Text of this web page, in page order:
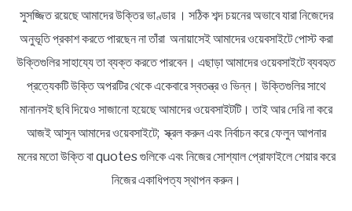
সুসজ্জিত রয়েছে আমাদের উক্তির ভাণ্ডার । সঠিক শব্দ চয়নের অভাবে যারা নিজেদের
অনুভূতি প্রকাশ করতে পারছেন না তাঁরা অনায়াসেই আমাদের ওয়েবসাইটে পোস্ট করা
উক্তিগুলির সাহায্যে তা ব্যক্ত করতে পারবেন। এছাড়া আমাদের ওয়েবসাইটে ব্যবহৃত
প্রত্যেকটি উক্তি অপরটির থেকে একেবারে স্বতন্ত্র ও ভিন্ন। উক্তিগুলির সাথে
মানানসই ছবি দিয়েও সাজানো হয়েছে আমাদের ওয়েবসাইটটি। তাই আর দেরি না করে
আজই আসুন আমাদের ওয়েবসাইটে; স্ক্রল করুন এবং নির্বাচন করে ফেলুন আপনার
মনের মতো উক্তি বা quotes গুলিকে এবং নিজের সোশ্যাল প্রোফাইলে শেয়ার করে
নিজের একাধিপত্য স্থাপন করুন।